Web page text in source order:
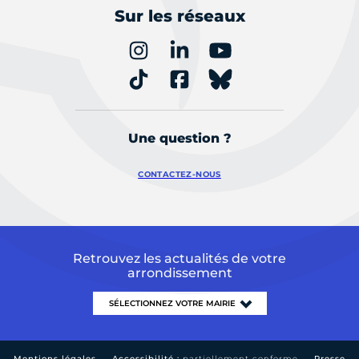
Sur les réseaux
Une question ?
CONTACTEZ-NOUS
Retrouvez les actualités de votre
arrondissement